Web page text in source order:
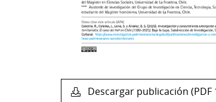
Descargar publicación (PDF